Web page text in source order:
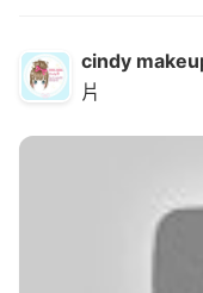
cindy
片